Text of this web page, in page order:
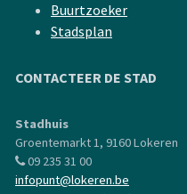
Buurtzoeker
Stadsplan
CONTACTEER DE STAD
Stadhuis
Groentemarkt 1, 9160 Lokeren
09 235 31 00
infopunt@lokeren.be